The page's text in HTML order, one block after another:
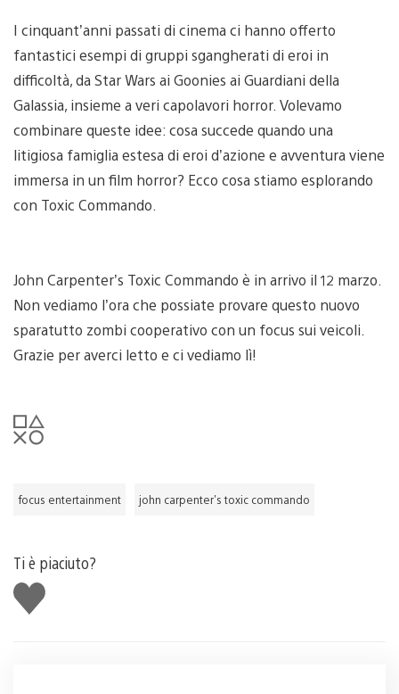
I cinquant’anni passati di cinema ci hanno offerto
fantastici esempi di gruppi sgangherati di eroi in
difficoltà, da Star Wars ai Goonies ai Guardiani della
Galassia, insieme a veri capolavori horror. Volevamo
combinare queste idee: cosa succede quando una
litigiosa famiglia estesa di eroi d’azione e avventura viene
immersa in un film horror? Ecco cosa stiamo esplorando
con Toxic Commando.
John Carpenter’s Toxic Commando è in arrivo il 12 marzo.
Non vediamo l’ora che possiate provare questo nuovo
sparatutto zombi cooperativo con un focus sui veicoli.
Grazie per averci letto e ci vediamo lì!
focus entertainment john carpenter's toxic commando
Ti è piaciuto?
Mi
piace